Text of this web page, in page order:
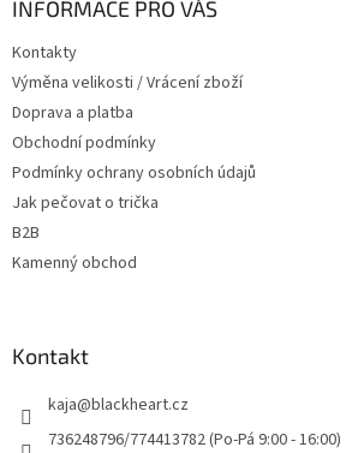
INFORMACE PRO VÁS
Kontakty
Výměna velikosti / Vrácení zboží
Doprava a platba
Obchodní podmínky
Podmínky ochrany osobních údajů
Jak pečovat o trička
B2B
Kamenný obchod
Kontakt
kaja@blackheart.cz
736248796/774413782 (Po-Pá 9:00 - 16:00)